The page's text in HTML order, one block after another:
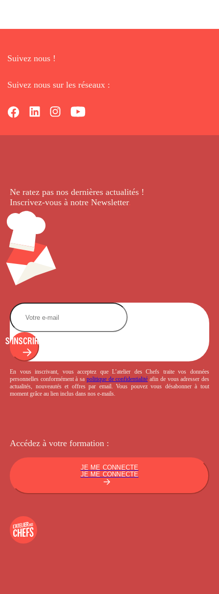
Suivez nous !
Suivez nous sur les réseaux :
Ne ratez pas nos dernières actualités !
Inscrivez-vous à notre Newsletter.
S'INSCRIRE
En vous inscrivant, vous acceptez que L’atelier des Chefs traite vos données
personnelles conformément à sa politique de confidentialité afin de vous adresser des
actualités, nouveautés et offres par email. Vous pouvez vous désabonner à tout
moment grâce au lien inclus dans nos e-mails.
Accédez à votre formation :
JE ME CONNECTE
JE ME CONNECTE